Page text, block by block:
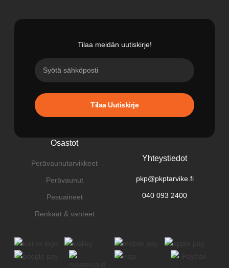
Tilaa meidän uutiskirje!
Tilaa Uutiskirje
Osastot
Perävaunutarvikkeet
Perävaunut
Pesuaineet
Renkaat & vanteet
Yhteystiedot
pkp@pkptarvike.fi
040 093 2400